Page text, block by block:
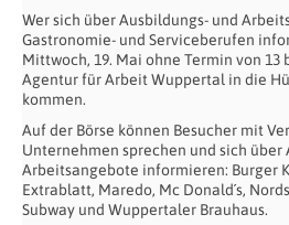
Wer sich über Ausbildungs- und
Gastronomie- und Serviceberufen
Mittwoch, 19. Mai ohne Termin von 13
Agentur für Arbeit Wuppertal in die
kommen.
Auf der Börse können Besucher mit
Unternehmen sprechen und sich über
Arbeitsangebote informieren: Burger
Extrablatt, Maredo, Mc Donald´s,
Subway und Wuppertaler Brauhaus.